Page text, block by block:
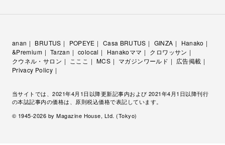
anan BRUTUS POPEYE Casa BRUTUS GINZA
Hanako
&Premium
Tarzan colocal Hanakoママ
クロワッサン
クウネル・サロン
こここ MCS マガジンワールド
広告掲載
Privacy Policy
当サイトでは、2021年4月1日以降更新記事内および 2021年4月1日以降刊行
の本誌記事内の価格は、原則税込価格で表記しています。
© 1945-2026 by Magazine House, Ltd. (Tokyo)